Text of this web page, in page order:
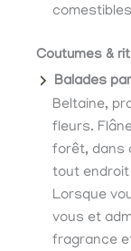
Coutumes &
Balades
Beltaine,
fleurs.
forêt, dans
tout endroit
Lorsque
vous et
fragrance